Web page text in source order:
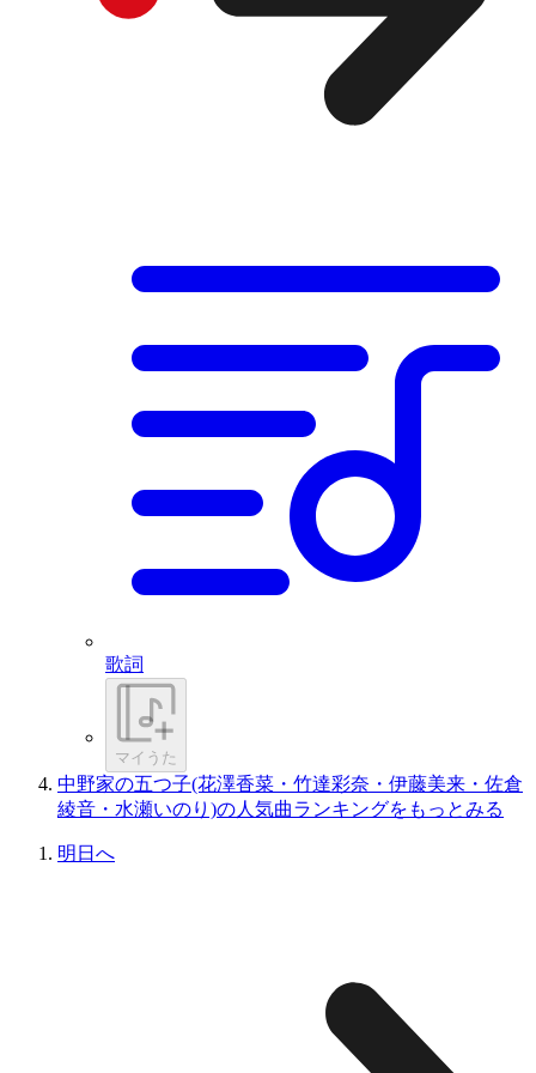
歌詞
マイうた
中野家の五つ子(花澤香菜・竹達彩奈・伊藤美来・佐倉
綾音・水瀬いのり)の人気曲ランキングをもっとみる
明日へ